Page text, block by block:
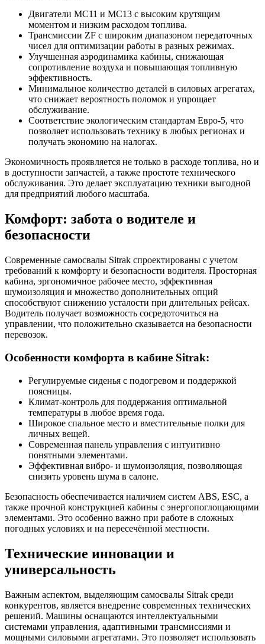
Двигатели MC11 и MC13 с высоким крутящим
моментом и низким расходом топлива.
Трансмиссии ZF с широким диапазоном передаточных
чисел для оптимизации работы в разных режимах.
Улучшенная аэродинамика кабины, снижающая
сопротивление воздуха и повышающая топливную
эффективность.
Минимальное количество деталей в силовых агрегатах,
что снижает вероятность поломок и упрощает
обслуживание.
Соответствие экологическим стандартам Евро-5, что
позволяет использовать технику в любых регионах и
получать экономию на налогах.
Экономичность проявляется не только в расходе топлива, но и
в доступности запчастей, а также простоте технического
обслуживания. Это делает эксплуатацию техники выгодной
для предприятий любого масштаба.
Комфорт: забота о водителе и
безопасности
Современные самосвалы Sitrak спроектированы с учетом
требований к комфорту и безопасности водителя. Просторная
кабина, эргономичное рабочее место, эффективная
шумоизоляция и множество дополнительных опций
способствуют снижению усталости при длительных рейсах.
Водитель получает возможность сосредоточиться на
управлении, что положительно сказывается на безопасности
перевозок.
Особенности комфорта в кабине Sitrak:
Регулируемые сиденья с подогревом и поддержкой
поясницы.
Климат-контроль для поддержания оптимальной
температуры в любое время года.
Широкое спальное место и вместительные полки для
личных вещей.
Современная панель управления с интуитивно
понятными элементами.
Эффективная вибро- и шумоизоляция, позволяющая
снизить уровень шума в салоне.
Безопасность обеспечивается наличием систем ABS, ESC, а
также прочной конструкцией кабины с энергопоглощающими
элементами. Это особенно важно при работе в сложных
погодных условиях и на пересечённой местности.
Технические инновации и
универсальность
Важным аспектом, выделяющим самосвалы Sitrak среди
конкурентов, является внедрение современных технических
решений. Машины оснащаются интеллектуальными
системами управления, адаптивными трансмиссиями и
мощными силовыми агрегатами. Это позволяет использовать